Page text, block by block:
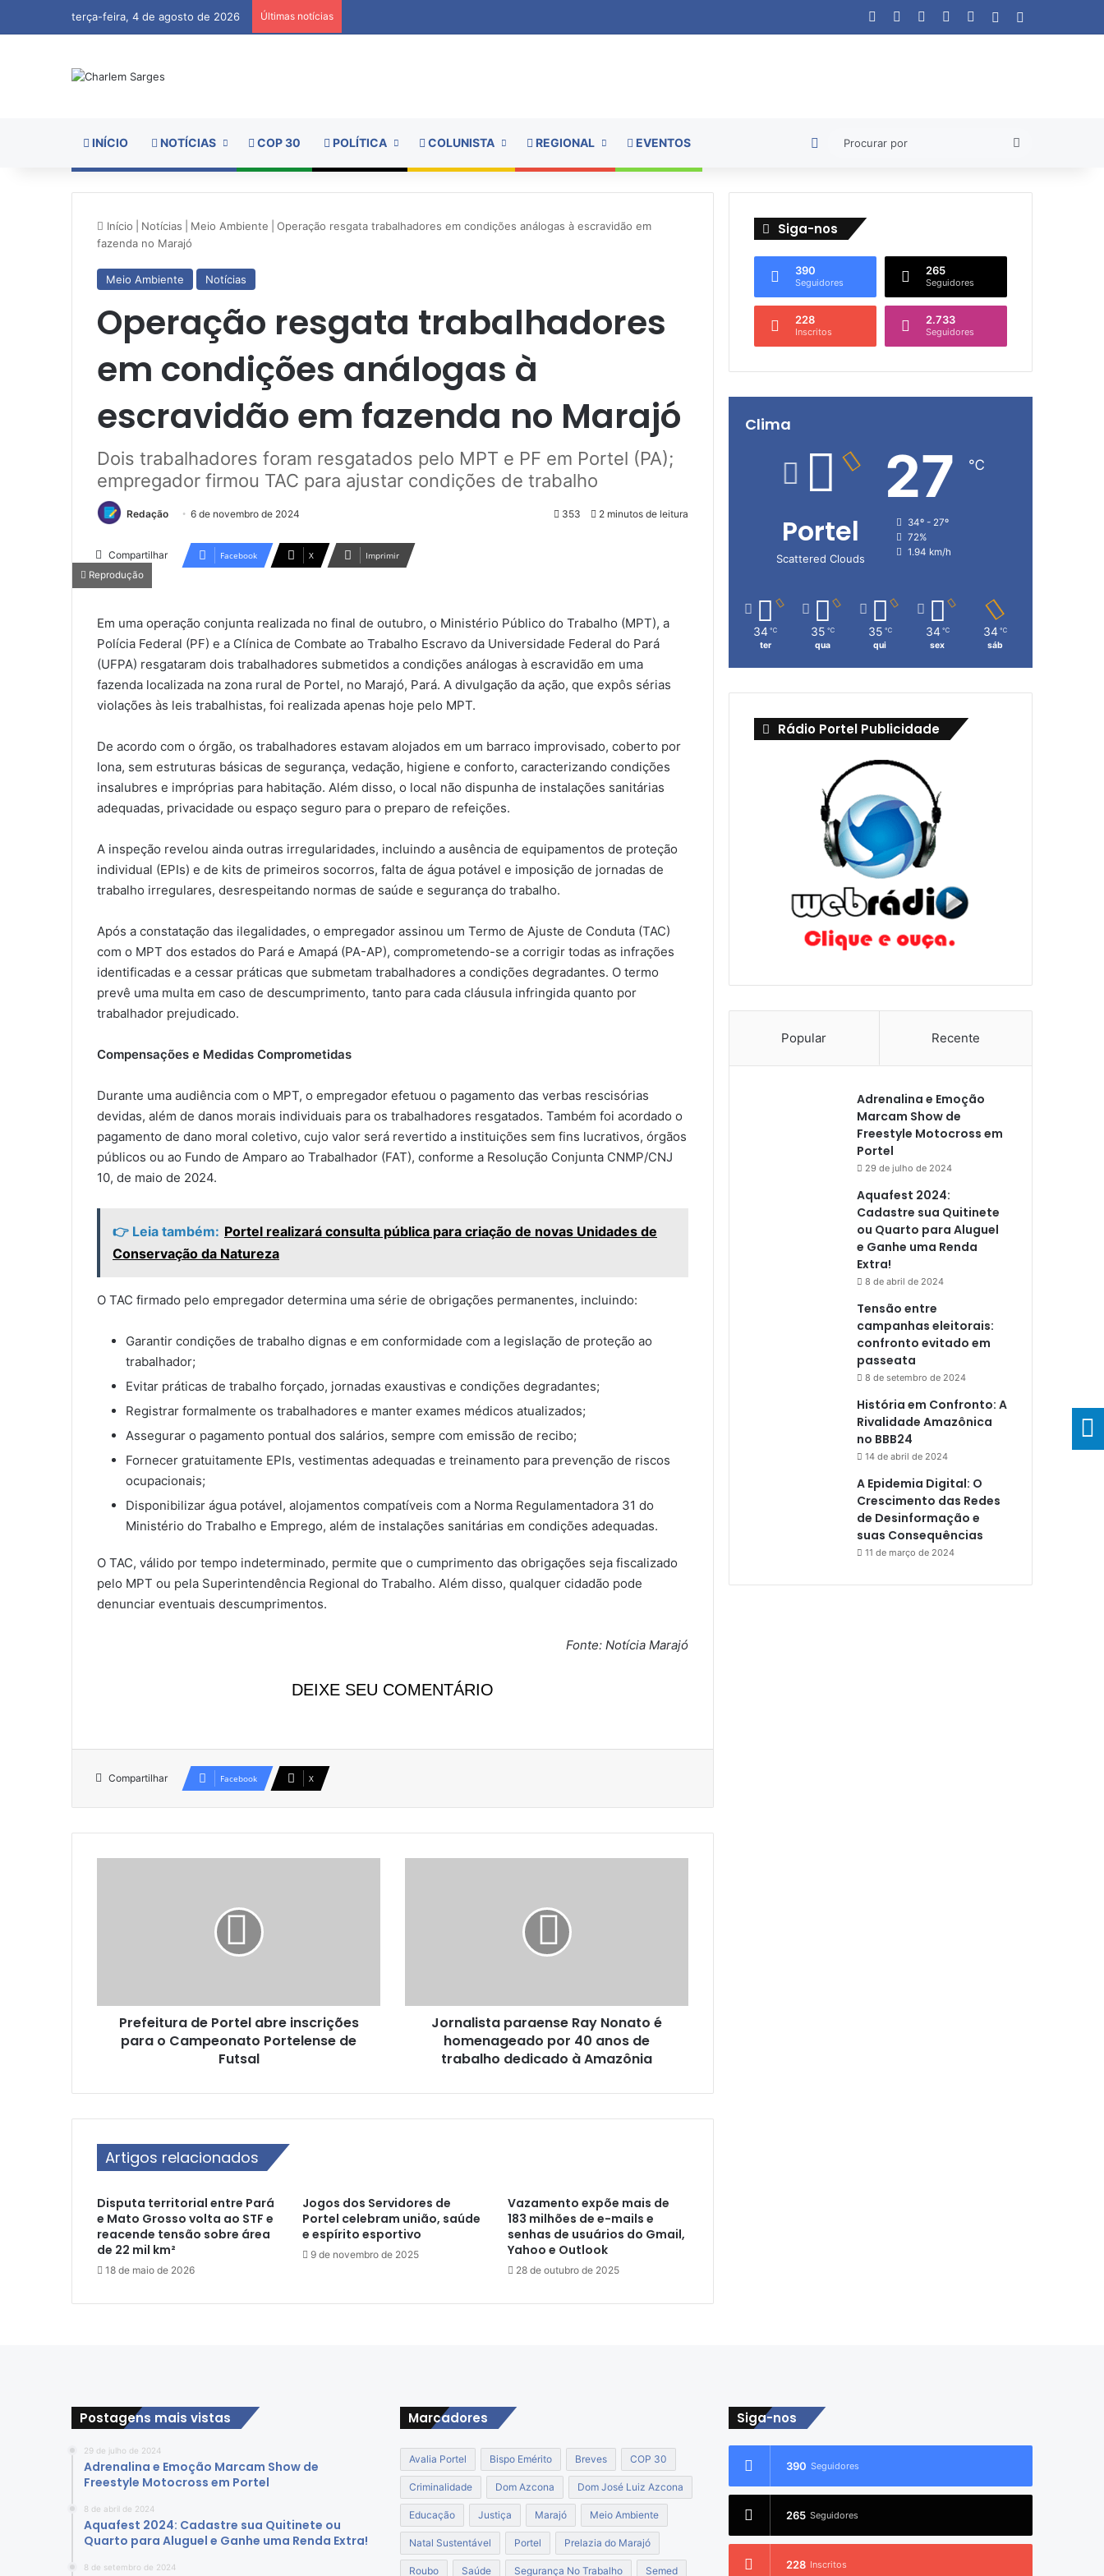
terça-feira, 4 de agosto de 2026 Últimas notícias Facebook YouTubeInstagramWhatsAppArtigo aleatório
INÍCIO NOTÍCIAS COP 30 POLÍTICA COLUNISTA REGIONAL EVENTOS Artigo aleatório
Início Notícias Meio Ambiente
Operação resgata trabalhadores em condições análogas à escravidão em
fazenda no Marajó
Meio Ambiente Notícias
Operação resgata trabalhadores
em condições análogas à
escravidão em fazenda no Marajó
Dois trabalhadores foram resgatados pelo MPT e PF em Portel (PA);
empregador firmou TAC para ajustar condições de trabalho
Redação 6 de novembro de 2024 353 2 minutos de leitura
Compartilhar Facebook X
Imprimir
Reprodução
Em uma operação conjunta realizada no final de outubro, o Ministério Público do Trabalho (MPT), a
Polícia Federal (PF) e a Clínica de Combate ao Trabalho Escravo da Universidade Federal do Pará
(UFPA) resgataram dois trabalhadores submetidos a condições análogas à escravidão em uma
fazenda localizada na zona rural de Portel, no Marajó, Pará. A divulgação da ação, que expôs sérias
violações às leis trabalhistas, foi realizada apenas hoje pelo MPT.
De acordo com o órgão, os trabalhadores estavam alojados em um barraco improvisado, coberto por
lona, sem estruturas básicas de segurança, vedação, higiene e conforto, caracterizando condições
insalubres e impróprias para habitação. Além disso, o local não dispunha de instalações sanitárias
adequadas, privacidade ou espaço seguro para o preparo de refeições.
A inspeção revelou ainda outras irregularidades, incluindo a ausência de equipamentos de proteção
individual (EPIs) e de kits de primeiros socorros, falta de água potável e imposição de jornadas de
trabalho irregulares, desrespeitando normas de saúde e segurança do trabalho.
Após a constatação das ilegalidades, o empregador assinou um Termo de Ajuste de Conduta (TAC)
com o MPT dos estados do Pará e Amapá (PA-AP), comprometendo-se a corrigir todas as infrações
identificadas e a cessar práticas que submetam trabalhadores a condições degradantes. O termo
prevê uma multa em caso de descumprimento, tanto para cada cláusula infringida quanto por
trabalhador prejudicado.
Compensações e Medidas Comprometidas
Durante uma audiência com o MPT, o empregador efetuou o pagamento das verbas rescisórias
devidas, além de danos morais individuais para os trabalhadores resgatados. Também foi acordado o
pagamento de dano moral coletivo, cujo valor será revertido a instituições sem fins lucrativos, órgãos
públicos ou ao Fundo de Amparo ao Trabalhador (FAT), conforme a Resolução Conjunta CNMP/CNJ
10, de maio de 2024.
👉 Leia também: Portel realizará consulta pública para criação de novas Unidades de
Conservação da Natureza
O TAC firmado pelo empregador determina uma série de obrigações permanentes, incluindo:
Garantir condições de trabalho dignas e em conformidade com a legislação de proteção ao
trabalhador;
Evitar práticas de trabalho forçado, jornadas exaustivas e condições degradantes;
Registrar formalmente os trabalhadores e manter exames médicos atualizados;
Assegurar o pagamento pontual dos salários, sempre com emissão de recibo;
Fornecer gratuitamente EPIs, vestimentas adequadas e treinamento para prevenção de riscos
ocupacionais;
Disponibilizar água potável, alojamentos compatíveis com a Norma Regulamentadora 31 do
Ministério do Trabalho e Emprego, além de instalações sanitárias em condições adequadas.
O TAC, válido por tempo indeterminado, permite que o cumprimento das obrigações seja fiscalizado
pelo MPT ou pela Superintendência Regional do Trabalho. Além disso, qualquer cidadão pode
denunciar eventuais descumprimentos.
Fonte: Notícia Marajó
DEIXE SEU COMENTÁRIO
Compartilhar Facebook X
r
o
e
r
i
p
r
a
o
a
m
Prefeitura de Portel abre inscrições
para o Campeonato Portelense de
Futsal
t
a
y
N
n
g
e
a
d
o
p
o
Jornalista paraense Ray Nonato é
homenageado por 40 anos de
trabalho dedicado à Amazônia
Artigos relacionados
Disputa territorial entre Pará
e Mato Grosso volta ao STF e
reacende tensão sobre área
de 22 mil km²
18 de maio de 2026
Jogos dos Servidores de
Portel celebram união, saúde
e espírito esportivo
9 de novembro de 2025
Vazamento expõe mais de
183 milhões de e-mails e
senhas de usuários do Gmail,
Yahoo e Outlook
28 de outubro de 2025
Siga-nos
390
Seguidores
265
Seguidores
228
Inscritos
2.733
Seguidores
Clima
Portel
Scattered Clouds
27 ℃
34º - 27º
72%
1.94 km/h
34 ℃
ter
35 ℃
qua
35 ℃
qui
34 ℃
sex
34 ℃
sáb
Rádio Portel Publicidade
Popular Recente
Adrenalina e Emoção
Marcam Show de
Freestyle Motocross em
Portel
29 de julho de 2024
Aquafest 2024:
Cadastre sua Quitinete
ou Quarto para Aluguel
e Ganhe uma Renda
Extra!
8 de abril de 2024
Tensão entre
campanhas eleitorais:
confronto evitado em
passeata
8 de setembro de 2024
História em Confronto: A
Rivalidade Amazônica
no BBB24
14 de abril de 2024
A Epidemia Digital: O
Crescimento das Redes
de Desinformação e
suas Consequências
11 de março de 2024
Postagens mais vistas
29 de julho de 2024
Adrenalina e Emoção Marcam Show de
Freestyle Motocross em Portel
8 de abril de 2024
Aquafest 2024: Cadastre sua Quitinete ou
Quarto para Aluguel e Ganhe uma Renda Extra!
8 de setembro de 2024
Marcadores
Avalia Portel Bispo Emérito Breves COP 30
Criminalidade Dom Azcona Dom José Luiz Azcona
Educação Justiça Marajó Meio Ambiente
Natal Sustentável Portel Prelazia do Marajó
Roubo Saúde Segurança No Trabalho Semed
Siga-nos
390 Seguidores
265 Seguidores
228 Inscritos